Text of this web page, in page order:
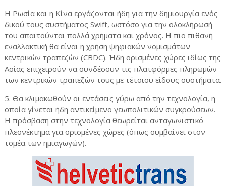
Η Ρωσία και η Κίνα εργάζονται ήδη για την δημιουργία ενός
δικού τους συστήματος Swift, ωστόσο για την ολοκλήρωσή
του απαιτούνται πολλά χρήματα και χρόνος. Η πιο πιθανή
εναλλακτική θα είναι η χρήση ψηφιακών νομισμάτων
κεντρικών τραπεζών (CBDC). Ήδη ορισμένες χώρες ιδίως της
Ασίας επιχειρούν να συνδέσουν τις πλατφόρμες πληρωμών
των κεντρικών τραπεζών τους με τέτοιου είδους συστήματα.
5. Θα κλιμακωθούν οι εντάσεις γύρω από την τεχνολογία, η
οποία γίνεται ήδη αντικείμενο γεωπολιτικών συγκρούσεων.
Η πρόσβαση στην τεχνολογία θεωρείται ανταγωνιστικό
πλεονέκτημα για ορισμένες χώρες (όπως συμβαίνει στον
τομέα των ημιαγωγών).